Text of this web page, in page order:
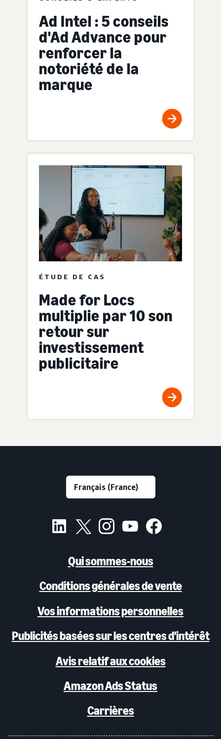
Ad Intel : 5 conseils
d'Ad Advance pour
renforcer la
notoriété de la
marque
ÉTUDE DE CAS
Made for Locs
multiplie par 10 son
retour sur
investissement
publicitaire
Qui sommes-nous
Conditions générales de vente
Vos informations personnelles
Publicités basées sur les centres d'intérêt
Avis relatif aux cookies
Amazon Ads Status
Carrières